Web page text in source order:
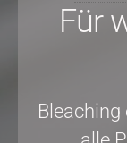
Für